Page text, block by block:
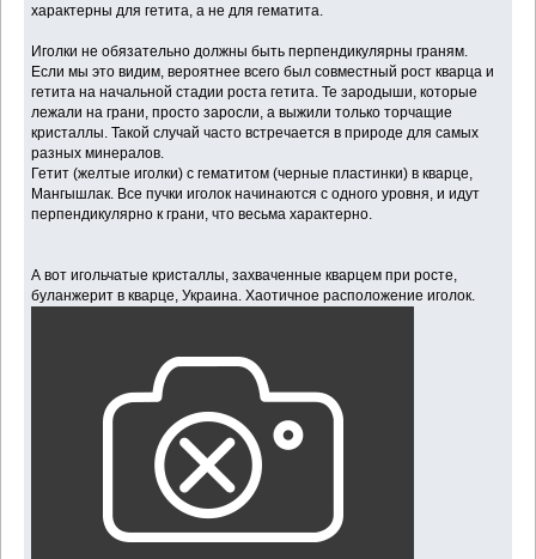
характерны для гетита, а не для гематита.
Иголки не обязательно должны быть перпендикулярны граням.
Если мы это видим, вероятнее всего был совместный рост кварца и
гетита на начальной стадии роста гетита. Те зародыши, которые
лежали на грани, просто заросли, а выжили только торчащие
кристаллы. Такой случай часто встречается в природе для самых
разных минералов.
Гетит (желтые иголки) с гематитом (черные пластинки) в кварце,
Мангышлак. Все пучки иголок начинаются с одного уровня, и идут
перпендикулярно к грани, что весьма характерно.
А вот игольчатые кристаллы, захваченные кварцем при росте,
буланжерит в кварце, Украина. Хаотичное расположение иголок.